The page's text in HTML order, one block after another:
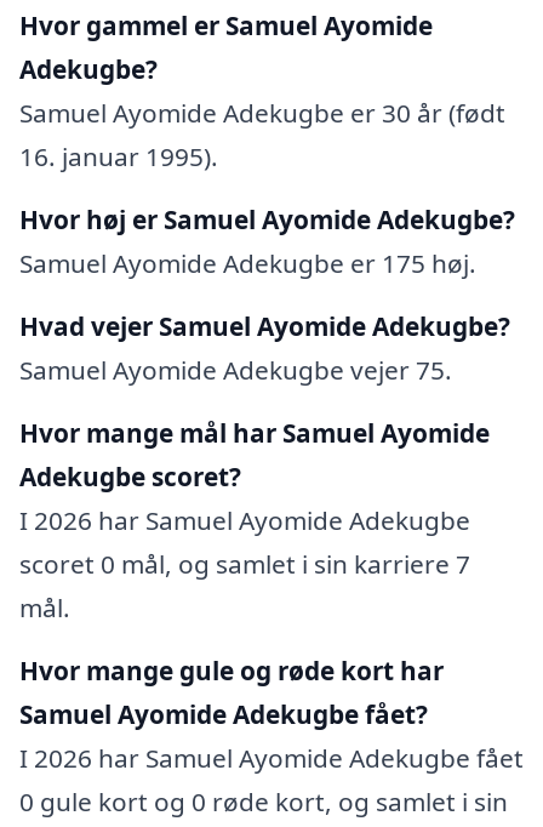
Hvor gammel er Samuel Ayomide
Adekugbe?
Samuel Ayomide Adekugbe er 30 år (født
16. januar 1995).
Hvor høj er Samuel Ayomide Adekugbe?
Samuel Ayomide Adekugbe er 175 høj.
Hvad vejer Samuel Ayomide Adekugbe?
Samuel Ayomide Adekugbe vejer 75.
Hvor mange mål har Samuel Ayomide
Adekugbe scoret?
I 2026 har Samuel Ayomide Adekugbe
scoret 0 mål, og samlet i sin karriere 7
mål.
Hvor mange gule og røde kort har
Samuel Ayomide Adekugbe fået?
I 2026 har Samuel Ayomide Adekugbe fået
0 gule kort og 0 røde kort, og samlet i sin